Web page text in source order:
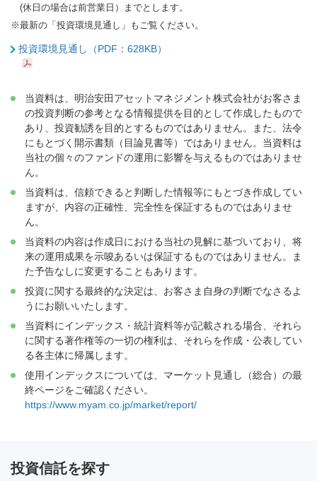
(休日の場合は前営業日）までとします。
※最新の「投資環境見通し」もご覧ください。
投資環境見通し（PDF：628KB）
当資料は、明治安田アセットマネジメント株式会社がお客さま
の投資判断の参考となる情報提供を目的として作成したもので
あり、投資勧誘を目的とするものではありません。また、法令
にもとづく開示書類（目論見書等）ではありません。当資料は
当社の個々のファンドの運用に影響を与えるものではありませ
ん。
当資料は、信頼できると判断した情報等にもとづき作成してい
ますが、内容の正確性、完全性を保証するものではありませ
ん。
当資料の内容は作成日における当社の見解に基づいており、将
来の運用成果を示唆あるいは保証するものではありません。ま
た予告なしに変更することもあります。
投資に関する最終的な決定は、お客さま自身の判断でなさるよ
うにお願いいたします。
当資料にインデックス・統計資料等が記載される場合、それら
に関する著作権等の一切の権利は、それらを作成・公表してい
る各主体に帰属します。
使用インデックスについては、マーケット見通し（総合）の最
終ページをご確認ください。
https://www.myam.co.jp/market/report/
投資信託を探す